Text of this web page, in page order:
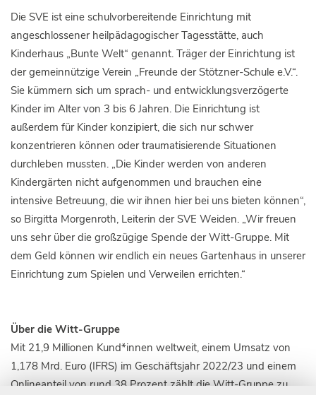
Die SVE ist eine schulvorbereitende Einrichtung mit
angeschlossener heilpädagogischer Tagesstätte, auch
Kinderhaus „Bunte Welt“ genannt. Träger der Einrichtung ist
der gemeinnützige Verein „Freunde der Stötzner-Schule e.V.“.
Sie kümmern sich um sprach- und entwicklungsverzögerte
Kinder im Alter von 3 bis 6 Jahren. Die Einrichtung ist
außerdem für Kinder konzipiert, die sich nur schwer
konzentrieren können oder traumatisierende Situationen
durchleben mussten. „Die Kinder werden von anderen
Kindergärten nicht aufgenommen und brauchen eine
intensive Betreuung, die wir ihnen hier bei uns bieten können“,
so Birgitta Morgenroth, Leiterin der SVE Weiden. „Wir freuen
uns sehr über die großzügige Spende der Witt-Gruppe. Mit
dem Geld können wir endlich ein neues Gartenhaus in unserer
Einrichtung zum Spielen und Verweilen errichten.“
Über die Witt-Gruppe
Mit 21,9 Millionen Kund*innen weltweit, einem Umsatz von
1,178 Mrd. Euro (IFRS) im Geschäftsjahr 2022/23 und einem
Onlineanteil von rund 38 Prozent zählt die Witt-Gruppe zu